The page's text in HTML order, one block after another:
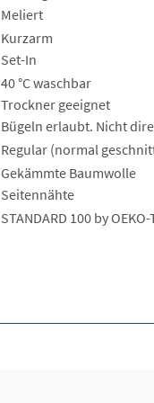
Meliert
Kurzarm
Set-In
40 °C waschbar
Trockner geeignet
Bügeln erlaubt. Nicht
Regular (normal
Gekämmte Baumwolle
Seitennähte
STANDARD 100 by